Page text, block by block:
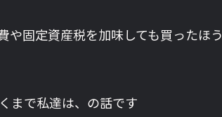
や固定資産税を加味しても買ったほう
まで私達は、の話です